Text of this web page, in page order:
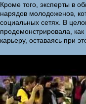
Кроме того, эксперты в
нарядов молодоженов,
социальных сетях. В
продемонстрировала,
карьеру, оставаясь при